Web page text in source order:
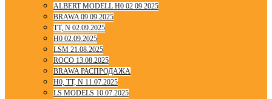
ALBERT MODELL H0 02 09 2025
BRAWA 09.09.2025
TT, N 02.09.2025
H0 02.09.2025
LSM 21.08.2025
ROCO 13.08.2025
BRAWA РАСПРОДАЖА
H0, TT, N 11.07.2025
LS MODELS 10.07.2025